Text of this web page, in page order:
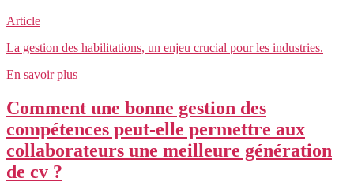
Article
La gestion des habilitations, un enjeu crucial pour les industries.
En savoir plus
Comment une bonne gestion des
compétences peut-elle permettre aux
collaborateurs une meilleure génération
de cv ?